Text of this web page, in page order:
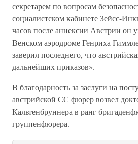
секретарем по вопросам
социалистском кабинете Зейсс-
часов после аннексии Австрии он
Венском аэродроме Генриха
заверил последнего, что
дальнейших приказов».
В благодарность за заслуги на
австрийской СС фюрер возвел
Кальтенбруннера в ранг
группенфюрера.